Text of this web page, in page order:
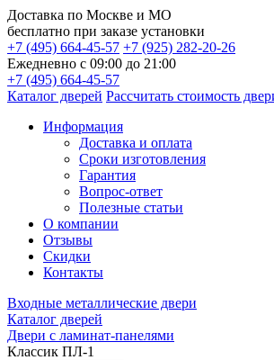
Доставка по Москве и МО
бесплатно при заказе установки
+7 (495) 664-45-57 +7 (925) 282-20-26
Ежедневно с 09:00 до 21:00
+7 (495) 664-45-57
Каталог дверей Рассчитать стоимость
Информация
Доставка и оплата
Сроки изготовления
Гарантия
Вопрос-ответ
Полезные статьи
О компании
Отзывы
Скидки
Контакты
Входные металлические двери
Каталог дверей
Двери с ламинат-панелями
Классик ПЛ-1